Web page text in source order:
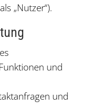
„Nutzer“).
und
und